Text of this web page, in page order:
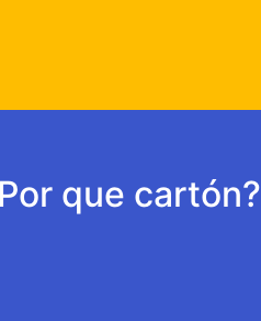
que cartón?